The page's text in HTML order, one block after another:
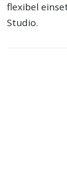
flexibel
Studio.